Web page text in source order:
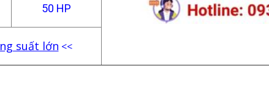
50 HP
suất lớn <<